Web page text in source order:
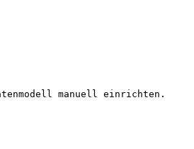
manuell einrichten.